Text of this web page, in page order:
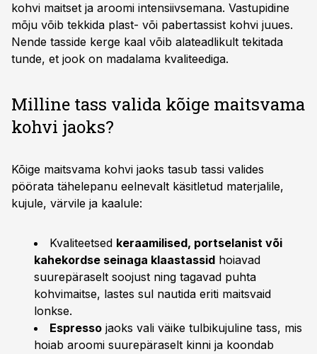
kohvi maitset ja aroomi intensiivsemana. Vastupidine
mõju võib tekkida plast- või pabertassist kohvi juues.
Nende tasside kerge kaal võib alateadlikult tekitada
tunde, et jook on madalama kvaliteediga.
Milline tass valida kõige maitsvama
kohvi jaoks?
Kõige maitsvama kohvi jaoks tasub tassi valides
pöörata tähelepanu eelnevalt käsitletud materjalile,
kujule, värvile ja kaalule:
Kvaliteetsed keraamilised, portselanist või
kahekordse seinaga klaastassid hoiavad
suurepäraselt soojust ning tagavad puhta
kohvimaitse, lastes sul nautida eriti maitsvaid
lonkse.
Espresso jaoks vali väike tulbikujuline tass, mis
hoiab aroomi suurepäraselt kinni ja koondab